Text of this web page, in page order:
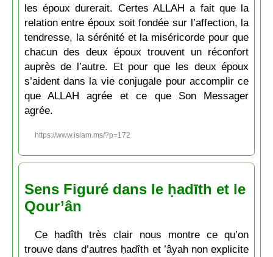
les époux durerait. Certes ALLAH a fait que la
relation entre époux soit fondée sur l’affection, la
tendresse, la sérénité et la miséricorde pour que
chacun des deux époux trouvent un réconfort
auprès de l’autre. Et pour que les deux époux
s’aident dans la vie conjugale pour accomplir ce
que ALLAH agrée et ce que Son Messager
agrée.
https://www.islam.ms/?p=172
Sens Figuré dans le ḥadīth et le
Qour’ân
Ce ḥadîth très clair nous montre ce qu’on
trouve dans d’autres ḥadîth et ’âyah non explicite